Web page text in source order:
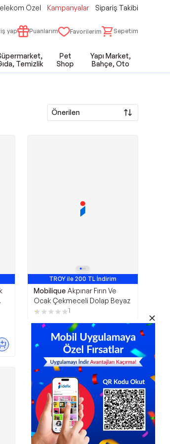
Özel Kampanyalar Sipariş Takibi
yap Puanlarım Favorilerim Sepetim
Temizlik
Pet
Shop
Yapı Market,
Bahçe, Oto
Önerilen
TROY ile 200 TL İndirim
Mobilique Akpınar Fırın Ve
Ocak Çekmeceli Dolap Beyaz
1
4.049,00TL%3
3.909,00 TL
Sepette3.322,65TL